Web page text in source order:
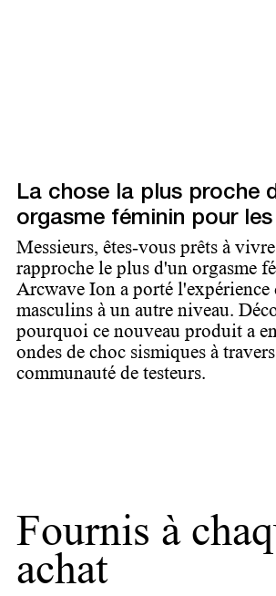
La chose la plus proche
orgasme féminin pour
Messieurs, êtes-vous prêts à
rapproche le plus d'un orgasme
Arcwave Ion a porté l'expérience
masculins à un autre niveau.
pourquoi ce nouveau produit a
ondes de choc sismiques à
communauté de testeurs.
Fournis à
achat